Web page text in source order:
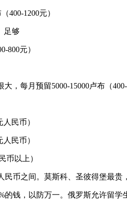
400-1200元）
足够
800元）
，每月预留5000-15000卢布（400-
民币）
民币）
币以上）
币之间。莫斯科、圣彼得堡最贵
的钱，以防万一。俄罗斯允许留